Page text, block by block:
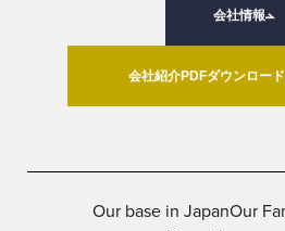
会社情報
会社紹介PDFダウンロー
Our base in JapanOur